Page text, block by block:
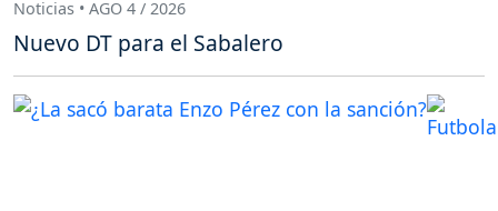
Noticias • AGO 4 / 2026
Nuevo DT para el Sabalero